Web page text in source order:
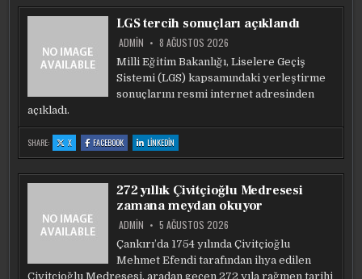
MI?
LISE
EVRAKLAR
2026
MI?
KAYIT
TARIHLERI
VE
EVRAKLAR
2026
MI?
KAYIT
TARIHLERI
VE
EVRAKLAR
2026
LGS tercih sonuçları açıklandı
ADMIN 8 AĞUSTOS 2026
Milli Eğitim Bakanlığı, Liselere Geçiş
Sistemi (LGS) kapsamındaki yerleştirme
sonuçlarını resmi internet adresinden
açıkladı.
SHARE: X:
LGS
TERCIH
AÇIKLANDI
FACEBOOK:
LGS
TERCIH
AÇIKLANDI
LINKEDIN
LGS
TERCIH
AÇIKLANDI
272 yıllık Çivitçioğlu Medresesi
zamana meydan okuyor
ADMIN 5 AĞUSTOS 2026
Çankırı’da 1754 yılında Çivitçioğlu
Mehmet Efendi tarafından ihya edilen
Çivitçioğlu Medresesi, aradan geçen 272 yıla rağmen tarihi